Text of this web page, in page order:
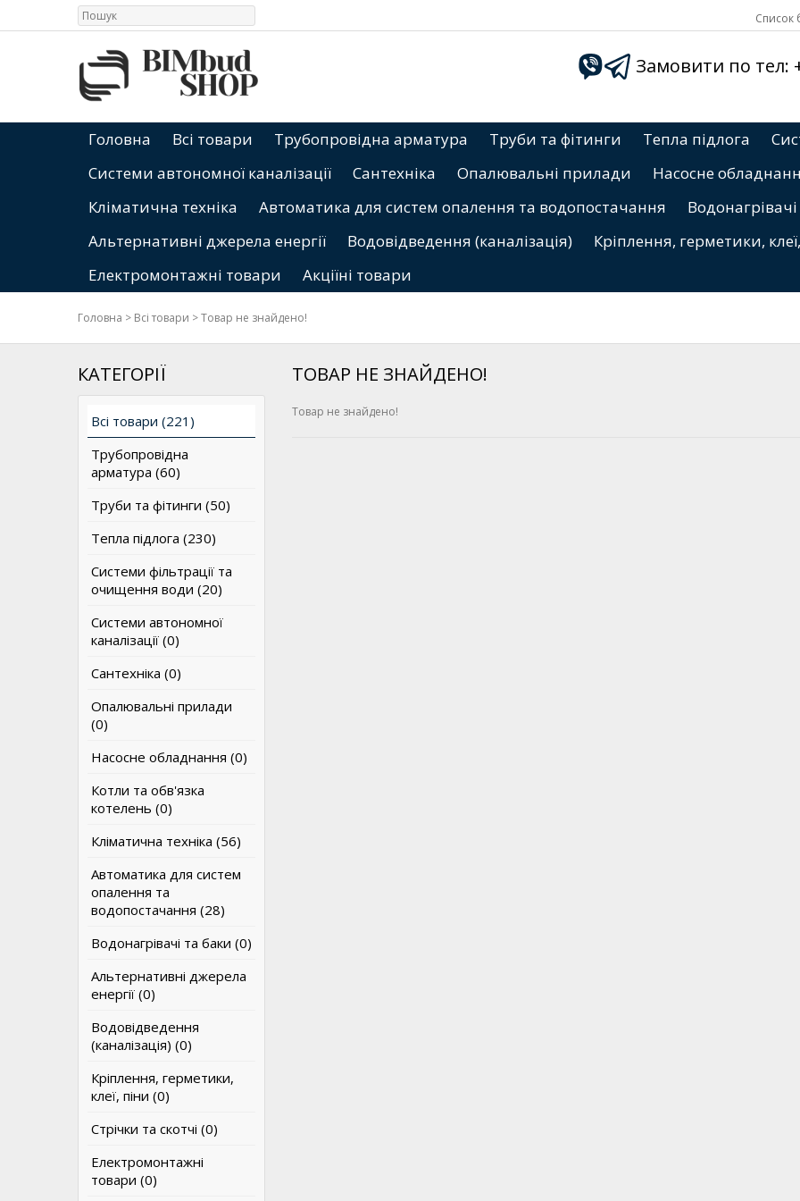
Список
Замовити по тел:
Головна Всі товари Трубопровідна арматура Труби та фітинги Тепла підлога
Системи автономної каналізації
Сантехніка Опалювальні прилади Насосне
Кліматична техніка
Автоматика для систем опалення та водопостачання
Альтернативні джерела енергії
Водовідведення (каналізація) Кріплення, герметики,
Електромонтажні товари
Акціїні товари
Головна > Всі товари >Товар не знайдено!
КАТЕГОРІЇ
Всі товари (221)
Трубопровідна
арматура (60)
Труби та фітинги (50)
Тепла підлога (230)
Системи фільтрації та
очищення води (20)
Системи автономної
каналізації (0)
Сантехніка (0)
Опалювальні прилади
(0)
Насосне обладнання (0)
Котли та обв'язка
котелень (0)
Кліматична техніка (56)
Автоматика для систем
опалення та
водопостачання (28)
Водонагрівачі та баки (0)
Альтернативні джерела
енергії (0)
Водовідведення
(каналізація) (0)
Кріплення, герметики,
клеї, піни (0)
Стрічки та скотчі (0)
Електромонтажні
товари (0)
ТОВАР НЕ ЗНАЙДЕНО!
Товар не знайдено!